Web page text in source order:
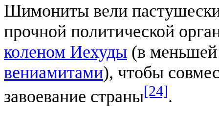
Шимониты вели
прочной политической
коленом Иехуды (в меньшей
вениамитами), чтобы
завоевание страны[24].